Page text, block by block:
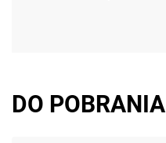
DO POBRANIA